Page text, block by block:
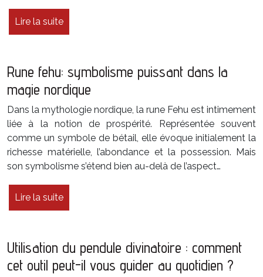
Lire la suite
Rune fehu: symbolisme puissant dans la
magie nordique
Dans la mythologie nordique, la rune Fehu est intimement
liée à la notion de prospérité. Représentée souvent
comme un symbole de bétail, elle évoque initialement la
richesse matérielle, l’abondance et la possession. Mais
son symbolisme s’étend bien au-delà de l’aspect…
Lire la suite
Utilisation du pendule divinatoire : comment
cet outil peut-il vous guider au quotidien ?